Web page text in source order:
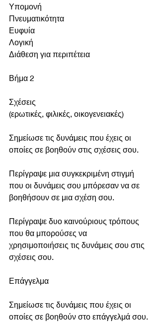
Υπομονή
Πνευματικότητα
Ευφυία
Λογική
Διάθεση για περιπέτεια
Βήμα 2
Σχέσεις
(ερωτικές, φιλικές, οικογενειακές)
Σημείωσε τις δυνάμεις που έχεις οι
οποίες σε βοηθούν στις σχέσεις σου.
Περίγραψε μια συγκεκριμένη στιγμή
που οι δυνάμεις σου μπόρεσαν να σε
βοηθήσουν σε μια σχέση σου.
Περίγραψε δυο καινούριους τρόπους
που θα μπορούσες να
χρησιμοποιήσεις τις δυνάμεις σου στις
σχέσεις σου.
Επάγγελμα
Σημείωσε τις δυνάμεις που έχεις οι
οποίες σε βοηθούν στο επάγγελμά σου.